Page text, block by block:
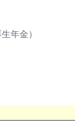
年金）